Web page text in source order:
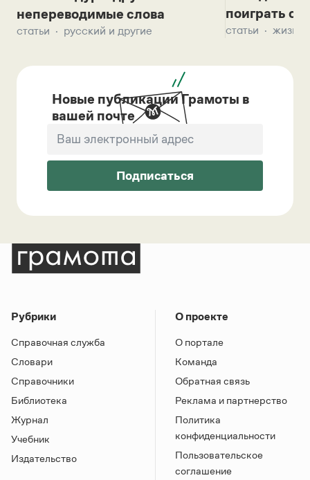
непереводимые слова
статьи русский и другие
поиграть с
статьи жизнь
Новые публикации Грамоты в
вашей почте
Подписаться
Рубрики
Справочная служба
Словари
Справочники
Библиотека
Журнал
Учебник
Издательство
О проекте
О портале
Команда
Обратная связь
Реклама и партнерство
Политика
конфиденциальности
Пользовательское
соглашение